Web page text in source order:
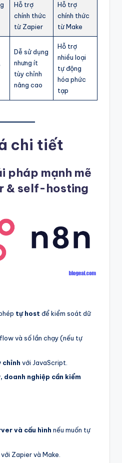
Hỗ trợ
chính thức
từ Zapier
Hỗ trợ
chính thức
từ Make
Dễ sử dụng
nhưng ít
tùy chỉnh
nâng cao
Hỗ trợ
nhiều loại
tự động
hóa phức
tạp
chi tiết
pháp mạnh mẽ
& self-hosting
tự host để kiểm soát dữ
và số lần chạy (nếu tự
chỉnh với JavaScript.
doanh nghiệp cần kiểm
và cấu hình nếu muốn tự
Zapier và Make.